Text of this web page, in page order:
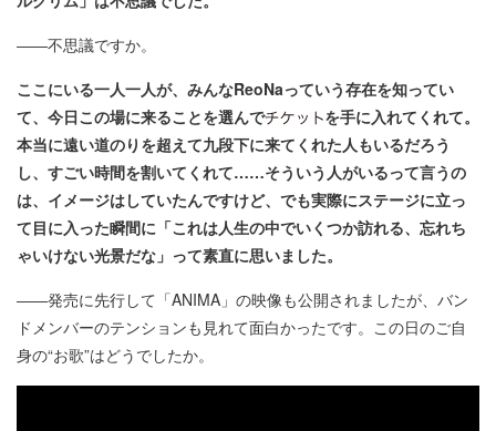
――不思議ですか。
ここにいる一人一人が、みんなReoNaっていう存在を知ってい
て、今日この場に来ることを選んで
を手に入れてくれて。
本当に遠い道のりを超えて九段下に来てくれた人もいるだろう
し、すごい時間を割いてくれて……そういう人がいるって言うの
は、イメージはしていたんですけど、でも実際にステージに立っ
て目に入った瞬間に「これは人生の中でいくつか訪れる、忘れち
ゃいけない光景だな」って素直に思いました。
――発売に先行して「ANIMA」の映像も公開されましたが、バン
ドメンバーのテンションも見れて面白かったです。この日のご自
身の“お歌”はどうでしたか。